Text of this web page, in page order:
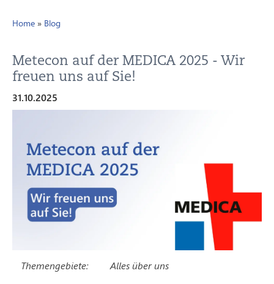
Home » Blog
Metecon auf der MEDICA 2025 - Wir
freuen uns auf Sie!
31.10.2025
Themengebiete: Alles über uns